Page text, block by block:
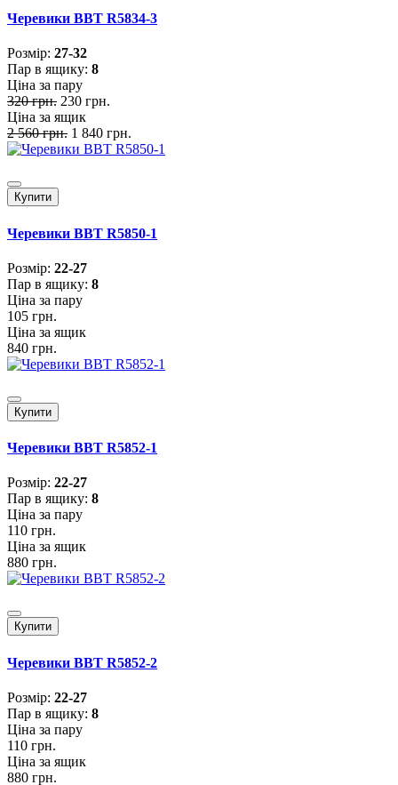
Черевики BBT R5834-3
Розмiр: 27-32
Пар в ящику: 8
Ціна за пару
320 грн. 230 грн.
Ціна за ящик
2 560 грн. 1 840 грн.
Купити
Черевики BBT R5850-1
Розмiр: 22-27
Пар в ящику: 8
Ціна за пару
105 грн.
Ціна за ящик
840 грн.
Купити
Черевики BBT R5852-1
Розмiр: 22-27
Пар в ящику: 8
Ціна за пару
110 грн.
Ціна за ящик
880 грн.
Купити
Черевики BBT R5852-2
Розмiр: 22-27
Пар в ящику: 8
Ціна за пару
110 грн.
Ціна за ящик
880 грн.